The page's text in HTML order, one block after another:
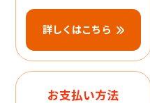
詳しくはこちら
お支払い方法